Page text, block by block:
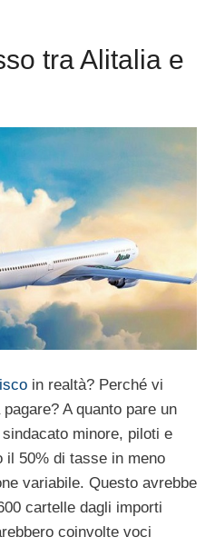
tra Alitalia e
in realtà? Perché vi
A quanto pare un
minore, piloti e
il 50% di tasse in meno
variabile. Questo avrebbe
cartelle dagli importi
coinvolte voci